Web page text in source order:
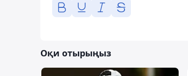
Оқи отырыңыз